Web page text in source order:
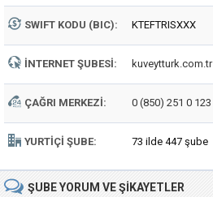
SWIFT KODU (BIC): KTEFTRISXXX
İNTERNET ŞUBESI: kuveytturk.com.tr
ÇAĞRI MERKEZI: 0 (850) 251 0 123
YURTIÇI ŞUBE: 73 ilde 447 şube
ŞUBEYORUM VE ŞIKAYETLER